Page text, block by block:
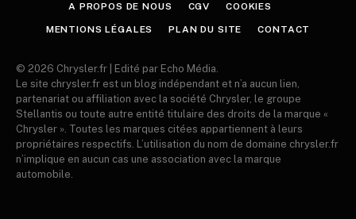
A PROPOS DE NOUS CGV COOKIES
MENTIONS LÉGALES PLAN DU SITE CONTACT
© 2026 Chrysler.fr | Edité par Echo Média.
Le site chrysler.fr est un blog indépendant et n’a aucun lien,
partenariat ou affiliation avec la société Chrysler, le groupe
Stellantis ou toute autre entité titulaire des droits de la marque «
Chrysler ». Toutes les marques citées appartiennent à leurs
propriétaires respectifs. L’utilisation du nom de domaine chrysler.fr
n’implique en aucun cas une association avec la marque
automobile.